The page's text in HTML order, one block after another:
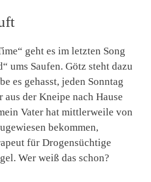
geht es im letzten Song
ums Saufen. Götz steht dazu
es gehasst, jeden Sonntag
aus der Kneipe nach Hause
Vater hat mittlerweile von
bekommen,
für Drogensüchtige
Wer weiß das schon?